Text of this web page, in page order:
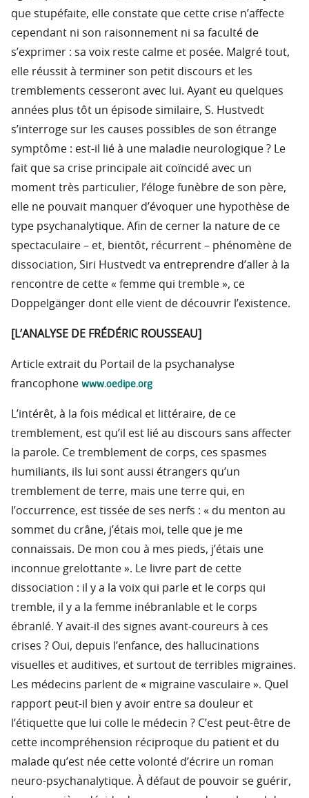
que stupéfaite, elle constate que cette crise n’affecte
cependant ni son raisonnement ni sa faculté de
s’exprimer : sa voix reste calme et posée. Malgré tout,
elle réussit à terminer son petit discours et les
tremblements cesseront avec lui. Ayant eu quelques
années plus tôt un épisode similaire, S. Hustvedt
s’interroge sur les causes possibles de son étrange
symptôme : est-il lié à une maladie neurologique ? Le
fait que sa crise principale ait coïncidé avec un
moment très particulier, l’éloge funèbre de son père,
elle ne pouvait manquer d’évoquer une hypothèse de
type psychanalytique. Afin de cerner la nature de ce
spectaculaire – et, bientôt, récurrent – phénomène de
dissociation, Siri Hustvedt va entreprendre d’aller à la
rencontre de cette « femme qui tremble », ce
Doppelgänger dont elle vient de découvrir l’existence.
[L’ANALYSE DE FRÉDÉRIC ROUSSEAU]
Article extrait du Portail de la psychanalyse
francophone www.oedipe.org
L’intérêt, à la fois médical et littéraire, de ce
tremblement, est qu’il est lié au discours sans affecter
la parole. Ce tremblement de corps, ces spasmes
humiliants, ils lui sont aussi étrangers qu’un
tremblement de terre, mais une terre qui, en
l’occurrence, est tissée de ses nerfs : « du menton au
sommet du crâne, j’étais moi, telle que je me
connaissais. De mon cou à mes pieds, j’étais une
inconnue grelottante ». Le livre part de cette
dissociation : il y a la voix qui parle et le corps qui
tremble, il y a la femme inébranlable et le corps
ébranlé. Y avait-il des signes avant-coureurs à ces
crises ? Oui, depuis l’enfance, des hallucinations
visuelles et auditives, et surtout de terribles migraines.
Les médecins parlent de « migraine vasculaire ». Quel
rapport peut-il bien y avoir entre sa douleur et
l’étiquette que lui colle le médecin ? C’est peut-être de
cette incompréhension réciproque du patient et du
malade qu’est née cette volonté d’écrire un roman
neuro-psychanalytique. À défaut de pouvoir se guérir,